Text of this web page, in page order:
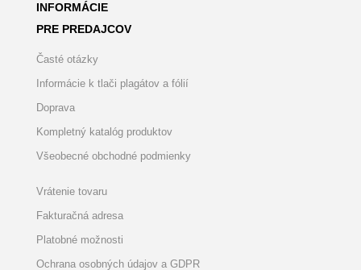
INFORMÁCIE
PRE PREDAJCOV
Časté otázky
Informácie k tlači plagátov a fólií
Doprava
Kompletný katalóg produktov
Všeobecné obchodné podmienky
Vrátenie tovaru
Fakturačná adresa
Platobné možnosti
Ochrana osobných údajov a GDPR